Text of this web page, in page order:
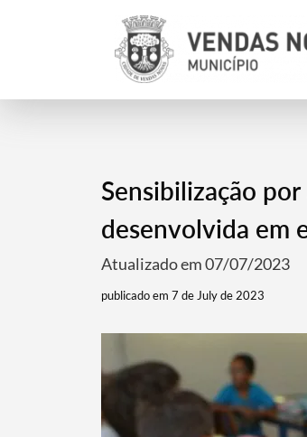
Sensibilização
desenvolvida em
Atualizado em 07/07/2023
publicado em 7 de July de 2023